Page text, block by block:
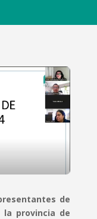
de
la provincia de